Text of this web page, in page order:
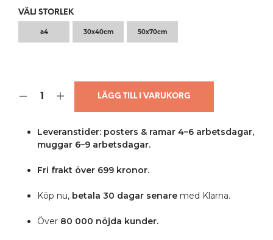
VÄLJ STORLEK
a4 30x40cm 50x70cm
LÄGG TILL I VARUKORG
Leveranstider: posters & ramar 4–6 arbetsdagar,
muggar 6–9 arbetsdagar.
Fri frakt över 699 kronor.
Köp nu,betala 30 dagar senaremed Klarna.
Över 80 000 nöjda kunder.